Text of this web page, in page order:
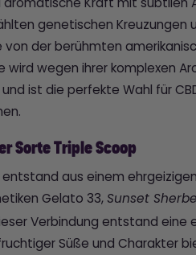
genetischen Kreuzungen
von der berühmten
wird wegen ihrer komplexen
ist die perfekte Wahl für
Sorte Triple Scoop
aus einem
Gelato 33, Sunset
Verbindung entstand
Süße und Charakter